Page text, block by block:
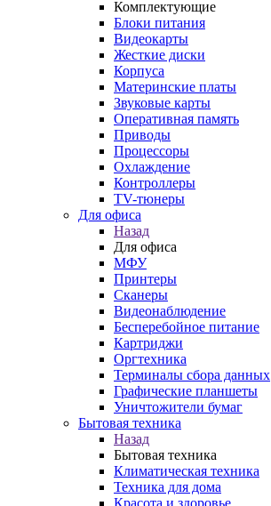
Комплектующие
Блоки питания
Видеокарты
Жесткие диски
Корпуса
Материнские платы
Звуковые карты
Оперативная память
Приводы
Процессоры
Охлаждение
Контроллеры
TV-тюнеры
Для офиса
Назад
Для офиса
МФУ
Принтеры
Сканеры
Видеонаблюдение
Бесперебойное питание
Картриджи
Оргтехника
Терминалы сбора данных
Графические планшеты
Уничтожители бумаг
Бытовая техника
Назад
Бытовая техника
Климатическая техника
Техника для дома
Красота и здоровье